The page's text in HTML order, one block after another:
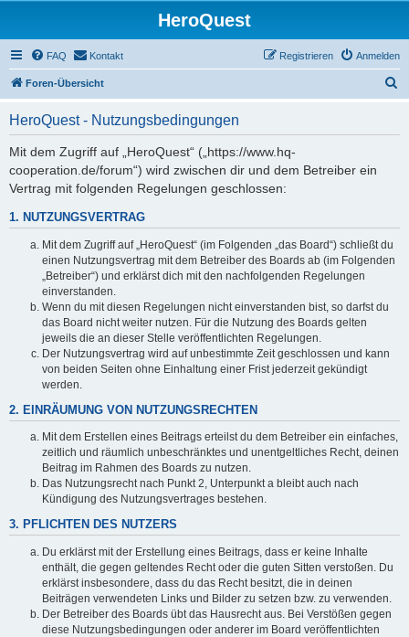
HeroQuest
FAQ Kontakt Anmelden
Registrieren
Foren-Übersicht
HeroQuest - Nutzungsbedingungen
Mit dem Zugriff auf „HeroQuest“ („https://www.hq-
cooperation.de/forum“) wird zwischen dir und dem Betreiber ein
Vertrag mit folgenden Regelungen geschlossen:
1. NUTZUNGSVERTRAG
Mit dem Zugriff auf „HeroQuest“ (im Folgenden „das Board“) schließt du
einen Nutzungsvertrag mit dem Betreiber des Boards ab (im Folgenden
„Betreiber“) und erklärst dich mit den nachfolgenden Regelungen
einverstanden.
Wenn du mit diesen Regelungen nicht einverstanden bist, so darfst du
das Board nicht weiter nutzen. Für die Nutzung des Boards gelten
jeweils die an dieser Stelle veröffentlichten Regelungen.
Der Nutzungsvertrag wird auf unbestimmte Zeit geschlossen und kann
von beiden Seiten ohne Einhaltung einer Frist jederzeit gekündigt
werden.
2. EINRÄUMUNG VON NUTZUNGSRECHTEN
Mit dem Erstellen eines Beitrags erteilst du dem Betreiber ein einfaches,
zeitlich und räumlich unbeschränktes und unentgeltliches Recht, deinen
Beitrag im Rahmen des Boards zu nutzen.
Das Nutzungsrecht nach Punkt 2, Unterpunkt a bleibt auch nach
Kündigung des Nutzungsvertrages bestehen.
3. PFLICHTEN DES NUTZERS
Du erklärst mit der Erstellung eines Beitrags, dass er keine Inhalte
enthält, die gegen geltendes Recht oder die guten Sitten verstoßen. Du
erklärst insbesondere, dass du das Recht besitzt, die in deinen
Beiträgen verwendeten Links und Bilder zu setzen bzw. zu verwenden.
Der Betreiber des Boards übt das Hausrecht aus. Bei Verstößen gegen
diese Nutzungsbedingungen oder anderer im Board veröffentlichten